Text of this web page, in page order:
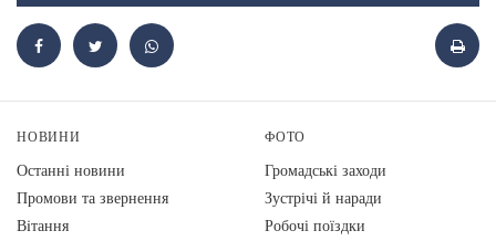
НОВИНИ
Останні новини
Промови та звернення
Вiтання
ФОТО
Громадські заходи
Зустрічі й наради
Робочі поїздки